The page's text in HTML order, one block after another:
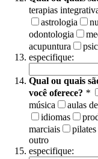
terapias
astrologia
odontologia
acupuntura
especifique:
Qual ou quais
você oferece? *
música
aulas
idiomas
marciais
pilates
outro
especifique: